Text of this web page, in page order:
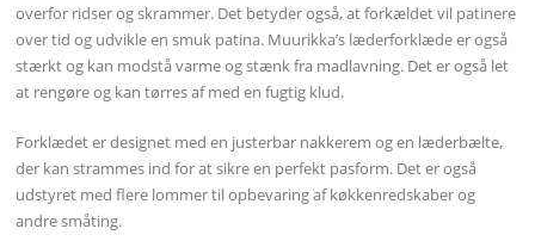
overfor ridser og skrammer. Det betyder også, at forkældet vil patinere
over tid og udvikle en smuk patina. Muurikka’s læderforklæde er også
stærkt og kan modstå varme og stænk fra madlavning. Det er også let
at rengøre og kan tørres af med en fugtig klud.
Forklædet er designet med en justerbar nakkerem og en læderbælte,
der kan strammes ind for at sikre en perfekt pasform. Det er også
udstyret med flere lommer til opbevaring af køkkenredskaber og
andre småting.